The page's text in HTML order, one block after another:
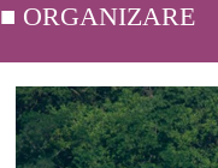
■ ORGANIZARE
■ ORGANIGRAMĂ ▸